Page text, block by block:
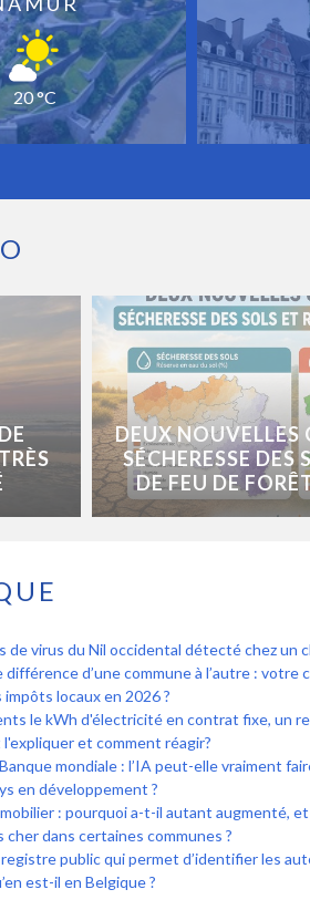
20 °C
DEUX NOUVELLES
SÉCHERESSE DES
DE FEU DE
de virus du Nil occidental détecté chez un
différence d’une commune à l’autre : votre
locaux en 2026 ?
le kWh d'électricité en contrat fixe, un
et comment réagir?
mondiale : l’IA peut-elle vraiment
en développement ?
: pourquoi a-t-il autant augmenté,
cher dans certaines communes ?
public qui permet d’identifier les
est-il en Belgique ?